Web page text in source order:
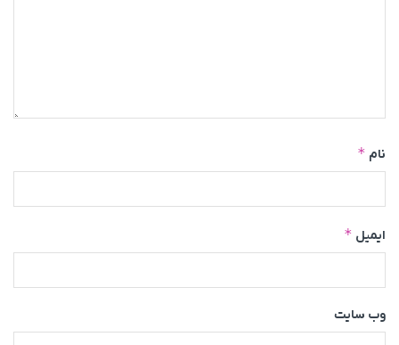
نام *
ایمیل *
وب‌ سایت